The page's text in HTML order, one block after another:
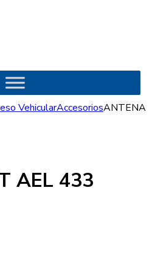
VehicularAccesoriosANTENA
AEL 433